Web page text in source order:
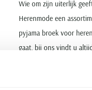
Wie om zijn uiterlijk
Herenmode een
pyjama broek voor
gaat, bij ons vindt u